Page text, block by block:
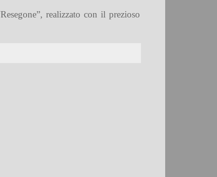
realizzato con il prezioso